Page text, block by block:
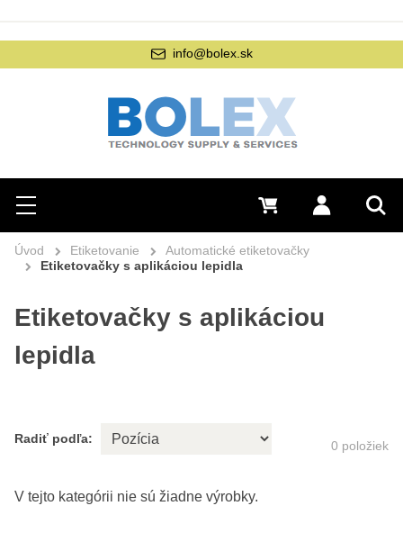
Hľadať
Menu Prihlásiť sa
0 €
Úvod Etiketovanie
Automatické etiketovačky
Etiketovačky s aplikáciou lepidla
Etiketovačky s aplikáciou
lepidla
Radiť podľa: 0 položiek